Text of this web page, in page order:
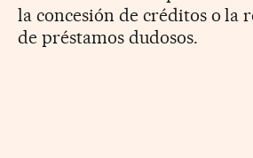
la concesión de créditos o la
de préstamos dudosos.